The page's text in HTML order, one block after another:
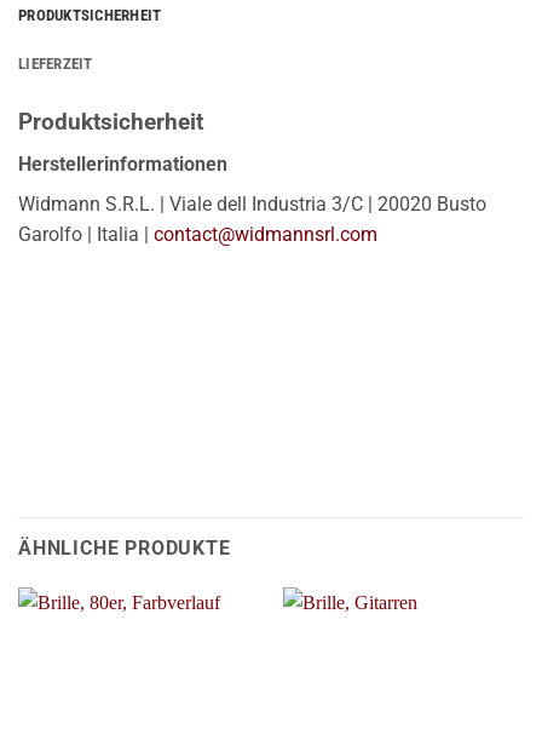
PRODUKTSICHERHEIT
LIEFERZEIT
Produktsicherheit
Herstellerinformationen
Widmann S.R.L. | Viale dell Industria 3/C | 20020 Busto
Garolfo | Italia | contact@widmannsrl.com
ÄHNLICHE PRODUKTE